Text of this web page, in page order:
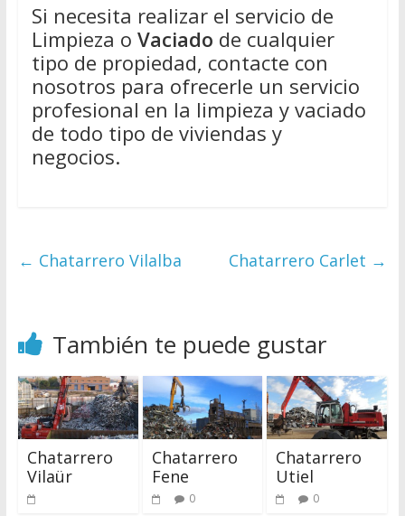
Si necesita realizar el servicio de
Limpieza o Vaciado de cualquier
tipo de propiedad, contacte con
nosotros para ofrecerle un servicio
profesional en la limpieza y vaciado
de todo tipo de viviendas y
negocios.
← Chatarrero Vilalba Chatarrero Carlet →
También te puede gustar
Chatarrero
Vilaür
Chatarrero
Fene
0
Chatarrero
Utiel
0